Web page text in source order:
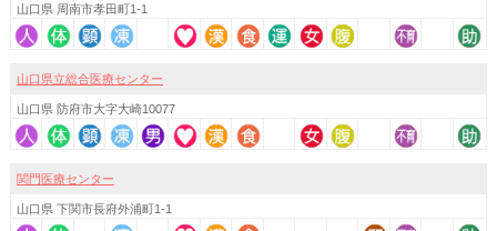
山口県 周南市孝田町1-1
山口県立総合医療センター
山口県 防府市大字大崎10077
関門医療センター
山口県 下関市長府外浦町1-1